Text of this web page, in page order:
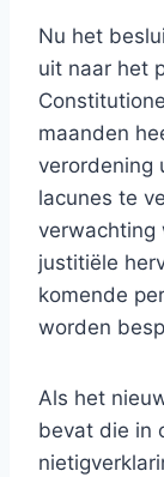
Nu het
uit naar het
maanden
verordening
lacunes te
verwachting
justitiële
komende
worden
Als het
bevat die in